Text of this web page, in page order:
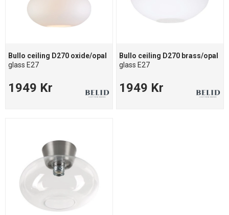
Bullo ceiling D270 oxide/opal
glass E27
1949 Kr
Bullo ceiling D270 brass/opal
glass E27
1949 Kr